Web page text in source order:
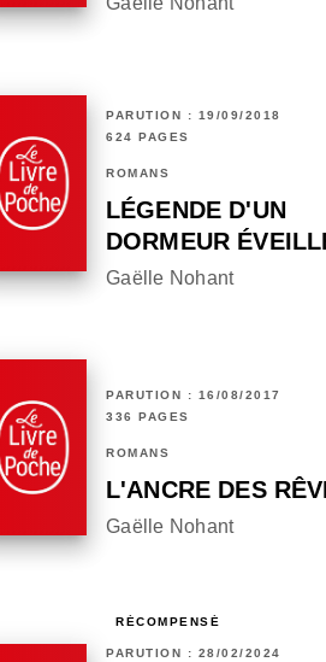
PARUTION : 19/09/2018
624 PAGES
ROMANS
LÉGENDE D'UN
DORMEUR
Gaëlle Nohant
PARUTION : 16/08/2017
336 PAGES
ROMANS
L'ANCRE DES
Gaëlle Nohant
RÉCOMPENSÉ
PARUTION : 28/02/2024